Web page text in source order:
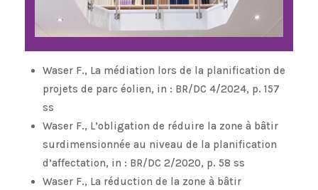
Waser F., La médiation lors de la planification de
projets de parc éolien, in : BR/DC 4/2024, p. 157
ss
Waser F., L’obligation de réduire la zone à bâtir
surdimensionnée au niveau de la planification
d’affectation, in : BR/DC 2/2020, p. 58 ss
Waser F., La réduction de la zone à bâtir